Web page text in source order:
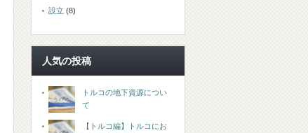
設立 (8)
人気の投稿
トルコの地下資源につい
て
【トルコ編】トルコにお